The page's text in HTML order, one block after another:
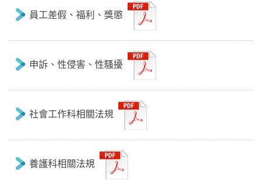
員工差假、福利、獎懲
申訴、性侵害、性騷擾
社會工作科相關法規
養護科相關法規